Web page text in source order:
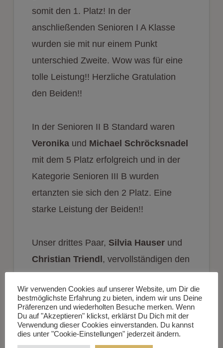
somit den 1. Platz! In der
anschließenden Senioren I A Klasse
wurden sie mit nur einem Punkt
unterschied Zweite. Wow was für eine
tolle Leistung!! Herzliche Gratulation
den Beiden!!
In der Senioren II B Standard waren
Veronikaund Michael Schröcksnadel
mit dem 5 Platz erfolgreich und in der
Kategorie Senioren III B wurden
ertanzten sie sich den 2 Platz. Eine
starke Leistung der Beiden!!
Unser drittes Paar, Silvia Hauserund
Christian Triendl , vervollständigen den
II A Standard Klasse und einem
hervorragenden 3 Platz in der Senioren
III A Standard Klasse. Ebenfalls eine
Wir verwenden Cookies auf unserer Website, um Dir die
bestmöglichste Erfahrung zu bieten, indem wir uns Deine
Präferenzen und wiederholten Besuche merken. Wenn
Du auf "Akzeptieren" klickst, erklärst Du Dich mit der
Verwendung dieser Cookies einverstanden. Du kannst
dies unter "Cookie-Einstellungen" jederzeit ändern.